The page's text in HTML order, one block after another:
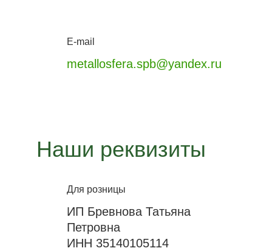
E-mail
metallosfera.spb@yandex.ru
Наши реквизиты
Для розницы
ИП Бревнова Татьяна
Петровна
ИНН 35140105114